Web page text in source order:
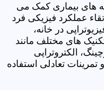
های بیماری کمک می
عملکرد فیزیکی فرد
در خانه،
های مختلف مانند
الکتروتراپی
تمرینات تعادلی استفاده